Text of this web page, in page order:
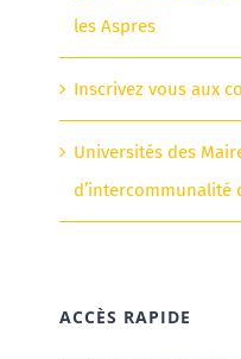
les Aspres
Inscrivez vous aux
Universités des
d’intercommunalité
ACCÈS RAPIDE